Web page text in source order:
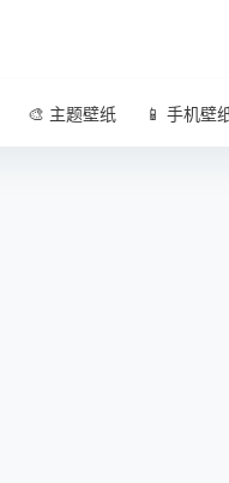
🎨 主题壁纸 📱 手机壁